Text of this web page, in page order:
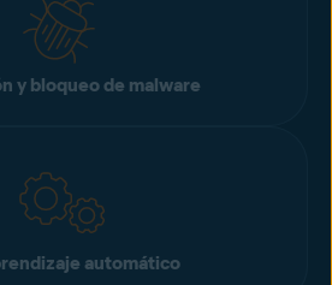
y bloqueo de malware
automático